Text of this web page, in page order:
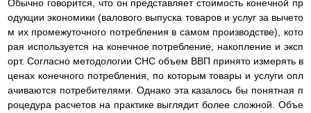
Обычно говорится, что он представляет стоимость конечной пр
одукции экономики (валового выпуска товаров и услуг за вычето
м их промежуточного потребления в самом производстве), кото
рая используется на конечное потребление, накопление и эксп
орт. Согласно методологии СНС объем ВВП принято измерять в
ценах конечного потребления, по которым товары и услуги опл
ачиваются потребителями. Однако эта казалось бы понятная п
роцедура расчетов на практике выглядит более сложной. Объе